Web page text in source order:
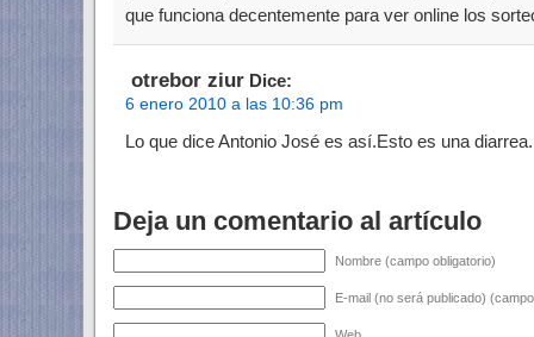
que funciona decentemente para ver online los
otrebor ziur Dice:
6 enero 2010 a las 10:36 pm
Lo que dice Antonio José es así.Esto es una diarrea.
Deja un comentario al artículo
Nombre (campo obligatorio)
E-mail (no será publicado)